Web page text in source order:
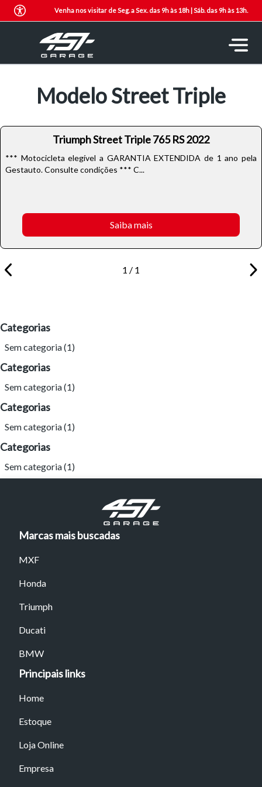
Tamanho do texto
Para aumentar ou diminuir a fonte em nosso site, utilize os
atalhos Ctrl+ (para aumentar) e Ctrl- (para diminuir) no seu
teclado.
Venha nos visitar de Seg. a Sex. das 9h às 18h | Sáb. das 9h às 13h.
Modelo Street Triple
Triumph Street Triple 765 RS 2022
*** Motocicleta elegível a GARANTIA EXTENDIDA de 1 ano pela
Gestauto. Consulte condições *** C...
Saiba mais
1 / 1
Categorias
Sem categoria(1)
Categorias
Sem categoria(1)
Categorias
Sem categoria(1)
Categorias
Sem categoria(1)
Marcas mais buscadas
MXF
Honda
Triumph
Ducati
BMW
Principais links
Home
Estoque
Loja Online
Empresa